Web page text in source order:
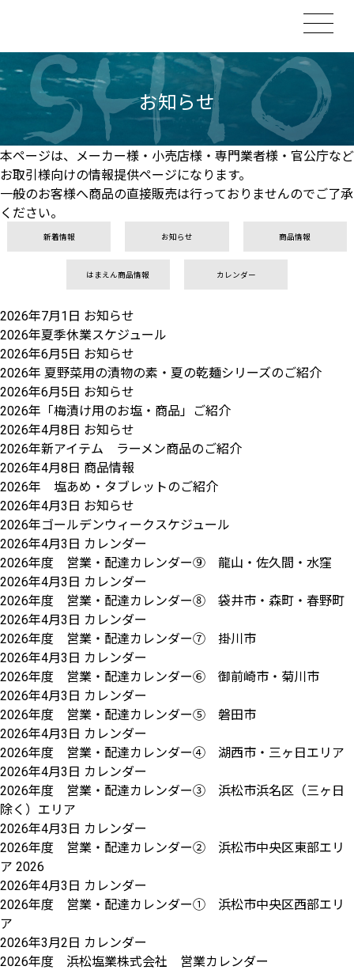
お知らせ
本ページは、メーカー様・小売店様・専門業者様・官公庁など
お取引様向けの情報提供ページになります。
一般のお客様へ商品の直接販売は行っておりませんのでご了承
ください。
新着情報 お知らせ 商品情報
はまえん商品情報 カレンダー
2026年7月1日 お知らせ
2026年夏季休業スケジュール
2026年6月5日 お知らせ
2026年 夏野菜用の漬物の素・夏の乾麺シリーズのご紹介
2026年6月5日 お知らせ
2026年「梅漬け用のお塩・商品」ご紹介
2026年4月8日 お知らせ
2026年新アイテム ラーメン商品のご紹介
2026年4月8日 商品情報
2026年 塩あめ・タブレットのご紹介
2026年4月3日 お知らせ
2026年ゴールデンウィークスケジュール
2026年4月3日 カレンダー
2026年度 営業・配達カレンダー⑨ 龍山・佐久間・水窪
2026年4月3日 カレンダー
2026年度 営業・配達カレンダー⑧ 袋井市・森町・春野町
2026年4月3日 カレンダー
2026年度 営業・配達カレンダー⑦ 掛川市
2026年4月3日 カレンダー
2026年度 営業・配達カレンダー⑥ 御前崎市・菊川市
2026年4月3日 カレンダー
2026年度 営業・配達カレンダー⑤ 磐田市
2026年4月3日 カレンダー
2026年度 営業・配達カレンダー④ 湖西市・三ヶ日エリア
2026年4月3日 カレンダー
2026年度 営業・配達カレンダー③ 浜松市浜名区（三ヶ日
除く）エリア
2026年4月3日 カレンダー
2026年度 営業・配達カレンダー② 浜松市中央区東部エリ
ア 2026
2026年4月3日 カレンダー
2026年度 営業・配達カレンダー① 浜松市中央区西部エリ
ア
2026年3月2日 カレンダー
2026年度 浜松塩業株式会社 営業カレンダー